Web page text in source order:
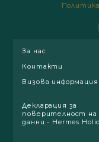
За нас
Контакти
Визова информация
Декларация за
поверителност на
данни - Hermes